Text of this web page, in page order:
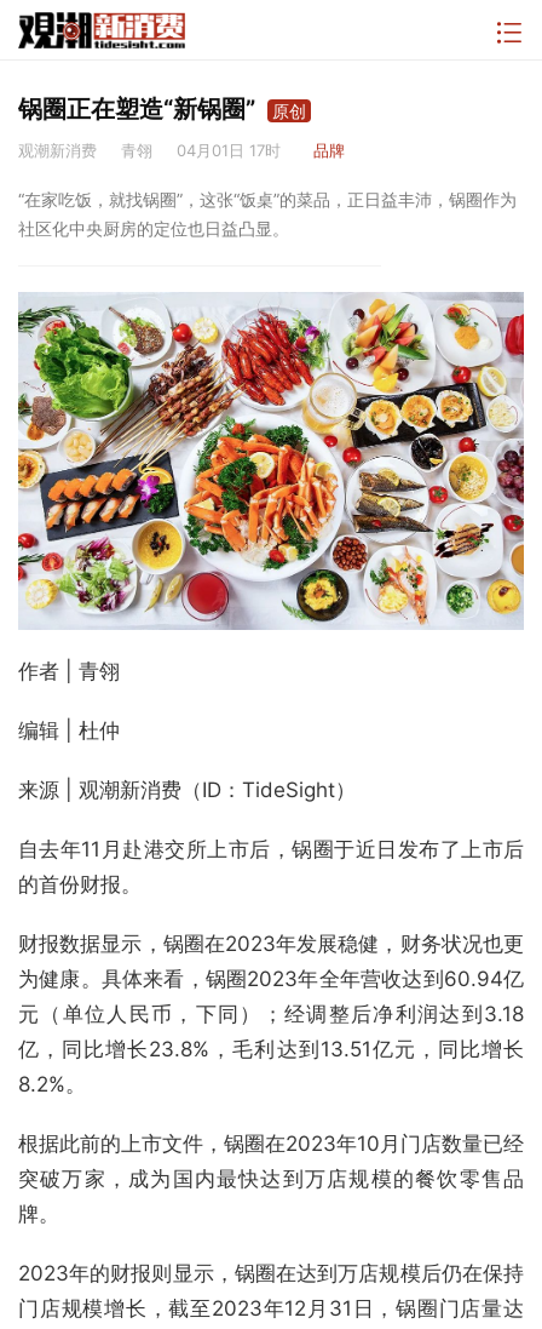
锅圈正在塑造“新锅圈” 原创
观潮新消费 青翎 04月01日 17时 品牌
“在家吃饭，就找锅圈”，这张“饭桌”的菜品，正日益丰沛，锅圈作为
社区化中央厨房的定位也日益凸显。
作者 | 青翎
编辑 | 杜仲
来源 | 观潮新消费（ID：TideSight）
自去年11月赴港交所上市后，锅圈于近日发布了上市后
的首份财报。
财报数据显示，锅圈在2023年发展稳健，财务状况也更
为健康。具体来看，锅圈2023年全年营收达到60.94亿
元（单位人民币，下同）；经调整后净利润达到3.18
亿，同比增长23.8%，毛利达到13.51亿元，同比增长
8.2%。
根据此前的上市文件，锅圈在2023年10月门店数量已经
突破万家，成为国内最快达到万店规模的餐饮零售品
牌。
2023年的财报则显示，锅圈在达到万店规模后仍在保持
门店规模增长，截至2023年12月31日，锅圈门店量达